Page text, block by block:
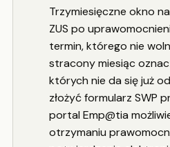
Trzymiesięczne okno
ZUS po
termin, którego nie
stracony miesiąc
których nie da się już
złożyć formularz SWP
portal Emp@tia
otrzymaniu